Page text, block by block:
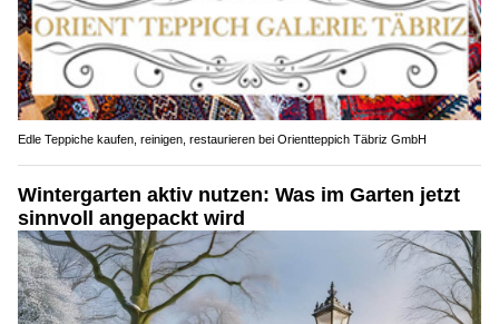
Edle Teppiche kaufen, reinigen, restaurieren bei Orientteppich Täbriz GmbH
Wintergarten aktiv nutzen: Was im Garten jetzt
sinnvoll angepackt wird